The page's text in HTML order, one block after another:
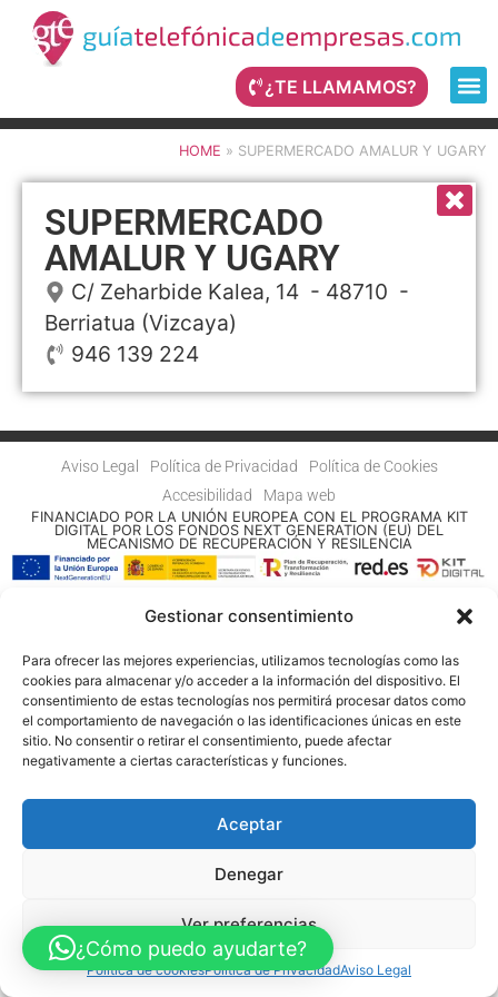
Gestionar consentimiento
Para ofrecer las mejores experiencias, utilizamos tecnologías como las
cookies para almacenar y/o acceder a la información del dispositivo. El
consentimiento de estas tecnologías nos permitirá procesar datos como
el comportamiento de navegación o las identificaciones únicas en este
sitio. No consentir o retirar el consentimiento, puede afectar
negativamente a ciertas características y funciones.
Aceptar
Denegar
Ver preferencias
Política de cookiesPolítica de PrivacidadAviso Legal
¿TE LLAMAMOS?
HOME » SUPERMERCADO AMALUR Y UGARY
SUPERMERCADO
AMALUR Y UGARY
C/ Zeharbide Kalea, 14 - 48710 -
Berriatua (Vizcaya)
946 139 224
Aviso Legal Política de Privacidad
Política de Cookies
Accesibilidad
Mapa web
FINANCIADO POR LA UNIÓN EUROPEA CON EL PROGRAMA KIT
DIGITAL POR LOS FONDOS NEXT GENERATION (EU) DEL
MECANISMO DE RECUPERACIÓN Y RESILENCIA
¿Cómo puedo ayudarte?